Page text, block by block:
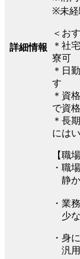
詳細情報
※未経
＜お
＊社
寮可
＊日
す
＊資
で資
＊長
には
【職
・職
静
・業
少
・身
汎